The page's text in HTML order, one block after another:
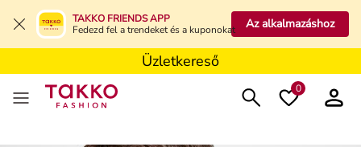
TAKKO FRIENDS APP
Fedezd fel a trendeket és a kuponokat
Az alkalmazáshoz
Üzletkereső
Üzletkereső
0